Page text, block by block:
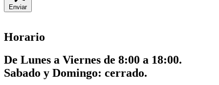
Enviar
Horario
De Lunes a Viernes de 8:00 a 18:00.
Sabado y Domingo: cerrado.